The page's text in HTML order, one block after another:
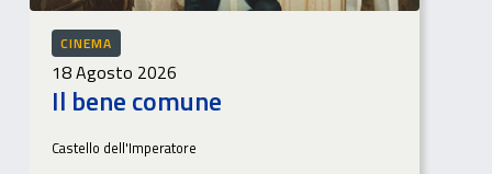
CINEMA
18 Agosto 2026
Il bene comune
Castello dell'Imperatore